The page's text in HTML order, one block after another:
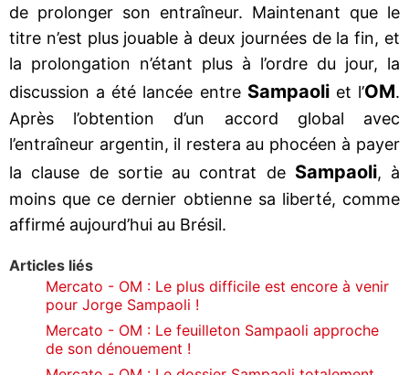
de prolonger son entraîneur. Maintenant que le
titre n’est plus jouable à deux journées de la fin, et
la prolongation n’étant plus à l’ordre du jour, la
discussion a été lancée entre Sampaoliet l’OM.
Après l’obtention d’un accord global avec
l’entraîneur argentin, il restera au phocéen à payer
la clause de sortie au contrat de Sampaoli, à
moins que ce dernier obtienne sa liberté, comme
affirmé aujourd’hui au Brésil.
Articles liés
Mercato - OM : Le plus difficile est encore à venir
pour Jorge Sampaoli !
Mercato - OM : Le feuilleton Sampaoli approche
de son dénouement !